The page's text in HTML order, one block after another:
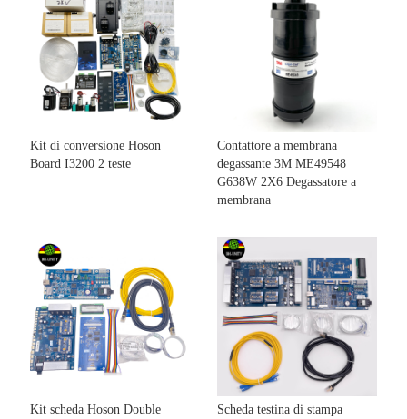
Kit di conversione Hoson
Board I3200 2 teste
Contattore a membrana
degassante 3M ME49548
G638W 2X6 Degassatore a
membrana
Kit scheda Hoson Double
Scheda testina di stampa